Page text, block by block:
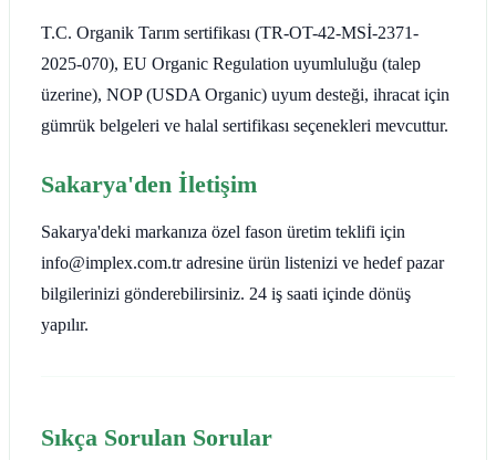
T.C. Organik Tarım sertifikası (TR-OT-42-MSİ-2371-
2025-070), EU Organic Regulation uyumluluğu (talep
üzerine), NOP (USDA Organic) uyum desteği, ihracat için
gümrük belgeleri ve halal sertifikası seçenekleri mevcuttur.
Sakarya'den İletişim
Sakarya'deki markanıza özel fason üretim teklifi için
info@implex.com.tr adresine ürün listenizi ve hedef pazar
bilgilerinizi gönderebilirsiniz. 24 iş saati içinde dönüş
yapılır.
Sıkça Sorulan Sorular